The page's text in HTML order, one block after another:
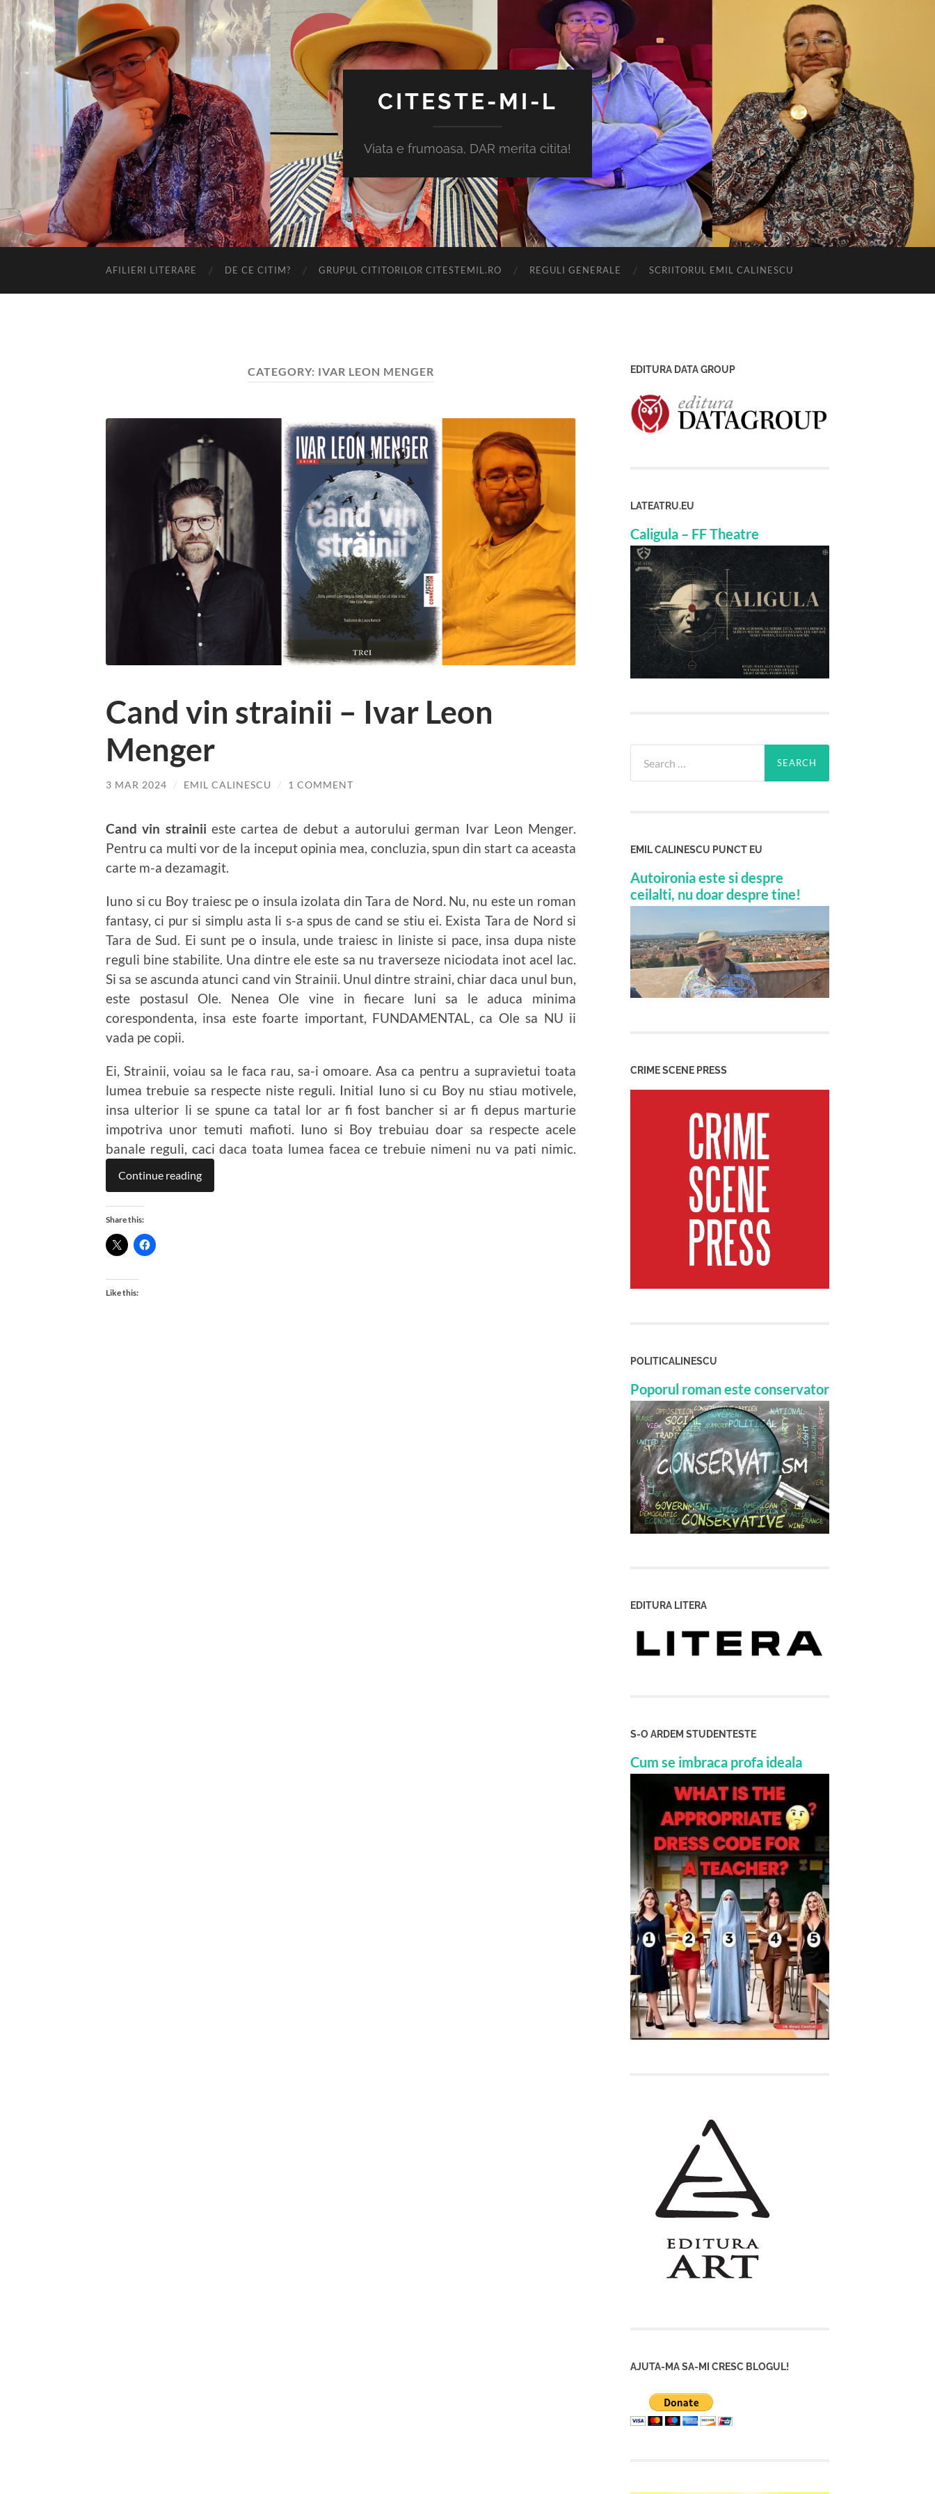
CITESTE-MI-L
Viata e frumoasa, DAR merita citita!
AFILIERI LITERARE DE CE CITIM? GRUPUL CITITORILOR CITESTEMIL.RO REGULI GENERALE SCRIITORUL EMIL CALINESCU
CATEGORY: IVAR LEON MENGER
Cand vin strainii – Ivar Leon
Menger
3 MAR 2024 / EMIL CALINESCU / 1 COMMENT
Cand vin strainii este cartea de debut a autorului german Ivar Leon Menger.
Pentru ca multi vor de la inceput opinia mea, concluzia, spun din start ca aceasta
carte m-a dezamagit.
Iuno si cu Boy traiesc pe o insula izolata din Tara de Nord. Nu, nu este un roman
fantasy, ci pur si simplu asta li s-a spus de cand se stiu ei. Exista Tara de Nord si
Tara de Sud. Ei sunt pe o insula, unde traiesc in liniste si pace, insa dupa niste
reguli bine stabilite. Una dintre ele este sa nu traverseze niciodata inot acel lac.
Si sa se ascunda atunci cand vin Strainii. Unul dintre straini, chiar daca unul bun,
este postasul Ole. Nenea Ole vine in fiecare luni sa le aduca minima
corespondenta, insa este foarte important, FUNDAMENTAL, ca Ole sa NU ii
vada pe copii.
Ei, Strainii, voiau sa le faca rau, sa-i omoare. Asa ca pentru a supravietui toata
lumea trebuie sa respecte niste reguli. Initial Iuno si cu Boy nu stiau motivele,
insa ulterior li se spune ca tatal lor ar fi fost bancher si ar fi depus marturie
impotriva unor temuti mafioti. Iuno si Boy trebuiau doar sa respecte acele
banale reguli, caci daca toata lumea facea ce trebuie nimeni nu va pati nimic.
Continue reading
Share this:
Like this:
EDITURA DATA GROUP
LATEATRU.EU
Caligula – FF Theatre
for:
EMIL CALINESCU PUNCT EU
Autoironia este si despre
ceilalti, nu doar despre tine!
CRIME SCENE PRESS
POLITICALINESCU
Poporul roman este conservator
EDITURA LITERA
S-O ARDEM STUDENTESTE
Cum se imbraca profa ideala
AJUTA-MA SA-MI CRESC BLOGUL!